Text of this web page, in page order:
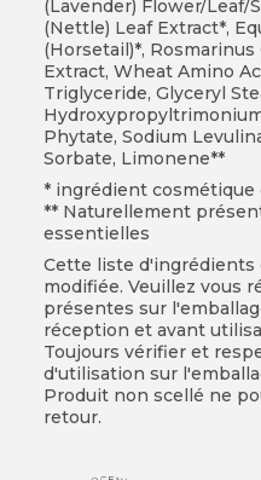
(Lavender) Flower/Leaf/
(Nettle) Leaf Extract*,
(Horsetail)*,
Extract, Wheat Amino
Triglyceride, Glyceryl
Phytate, Sodium
Sorbate, Limonene**
* ingrédient cosmétique
** Naturellement
essentielles
Cette liste
modifiée. Veuillez vous
présentes sur
réception et avant
Toujours vérifier et
d'utilisation sur
Produit non scellé ne
retour.